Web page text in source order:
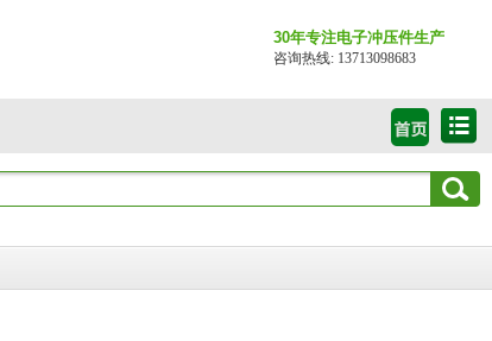
30年专注电子冲压件生产
咨询热线: 13713098683